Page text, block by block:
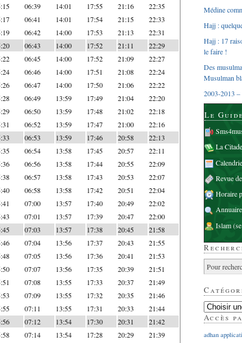
06:39 14:01 17:55 21:16 22:35
06:41 14:01 17:54 21:15 22:33
06:42 14:00 17:53 21:13 22:31
06:43 14:00 17:52 21:11 22:29
06:45 14:00 17:52 21:09 22:27
06:46 14:00 17:51 21:08 22:24
06:47 14:00 17:50 21:06 22:22
06:49 13:59 17:49 21:04 22:20
06:50 13:59 17:48 21:02 22:18
06:52 13:59 17:47 21:00 22:16
06:53 13:59 17:46 20:58 22:13
06:54 13:58 17:45 20:57 22:11
06:56 13:58 17:44 20:55 22:09
06:57 13:58 17:43 20:53 22:07
06:58 13:58 17:42 20:51 22:04
07:00 13:57 17:40 20:49 22:02
07:01 13:57 17:39 20:47 22:00
07:03 13:57 17:38 20:45 21:58
07:04 13:56 17:37 20:43 21:55
07:05 13:56 17:36 20:41 21:53
07:07 13:56 17:35 20:39 21:51
07:08 13:55 17:33 20:37 21:49
07:09 13:55 17:32 20:35 21:46
07:11 13:55 17:31 20:33 21:44
07:12 13:54 17:30 20:31 21:42
07:14 13:54 17:28 20:29 21:39
Médine
Hajj :
Hajj : 17
le faire !
Des
Musulman
2003-2013 –
Le
La
Revue
Horaire
Islam
Accès
adhan